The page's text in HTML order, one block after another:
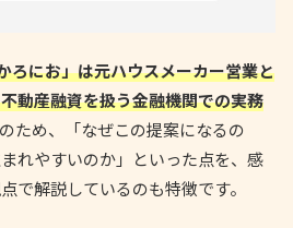
ろにお」は元ハウスメーカー営業と
動産融資を扱う金融機関での実務
ため、「なぜこの提案になるの
れやすいのか」といった点を、感
で解説しているのも特徴です。